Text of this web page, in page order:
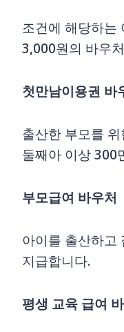
조건에 해당하
3,000원의 바우
첫만남이용권 바
출산한 부모를
둘째아 이상 300
부모급여 바우처
아이를 출산하
지급합니다.
평생 교육 급여